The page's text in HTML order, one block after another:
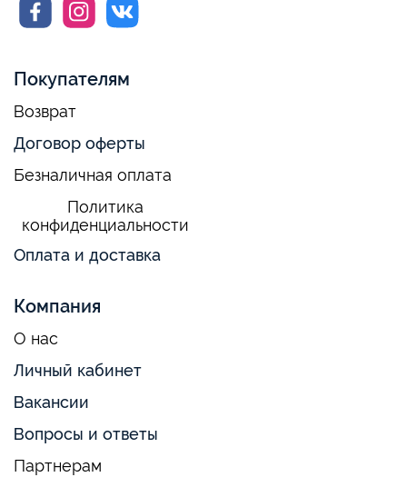
Покупателям
Возврат
Договор оферты
Безналичная оплата
Политика
конфиденциальности
Оплата и доставка
Компания
О нас
Личный кабинет
Вакансии
Вопросы и ответы
Партнерам